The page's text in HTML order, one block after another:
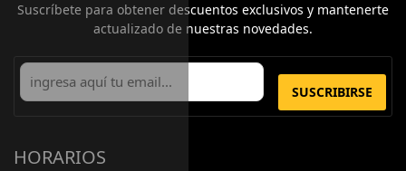
HORARIOS
Suscríbete para obtener descuentos exclusivos y mantenerte
actualizado de nuestras novedades.
SUSCRIBIRSE